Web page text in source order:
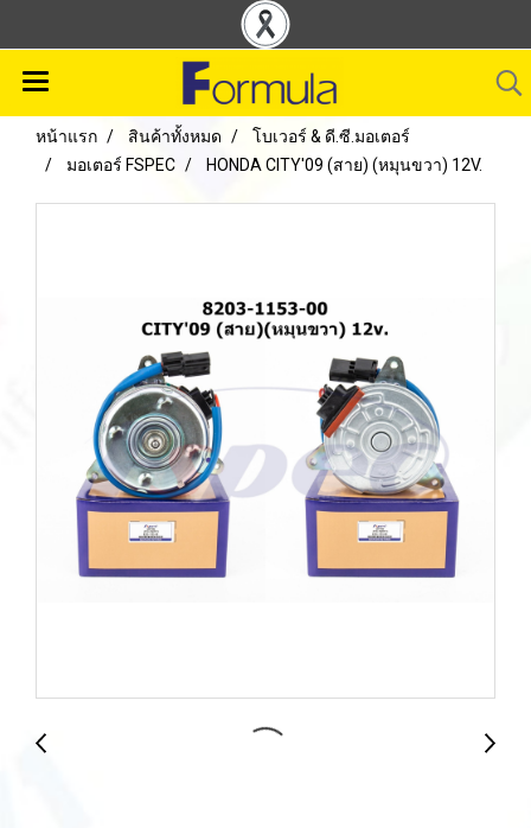
หน้าแรก สินค้าทั้งหมด
โบเวอร์ & ดี.ซี.มอเตอร์
มอเตอร์ FSPEC
HONDA CITY'09 (สาย) (หมุนขวา) 12V.